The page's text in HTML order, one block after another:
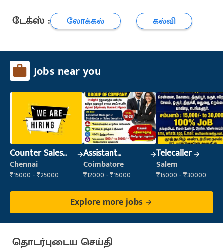
டேக்ஸ் : லோக்கல் கல்வி
Jobs near you
Counter Sales
Executive (Retail
Sales)
Chennai
₹15000 - ₹25000
Assistant
Manager
Coimbatore
₹12000 - ₹15000
Telecaller
Salem
₹15000 - ₹30000
Explore more jobs
தொடர்புடைய செய்தி